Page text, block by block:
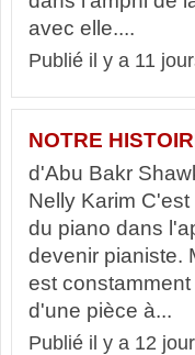
avec elle....
Publié il y a 11
NOTRE
d'Abu Bakr
Nelly Karim
du piano dans
devenir pianiste.
est
d'une pièce à...
Publié il y a 12